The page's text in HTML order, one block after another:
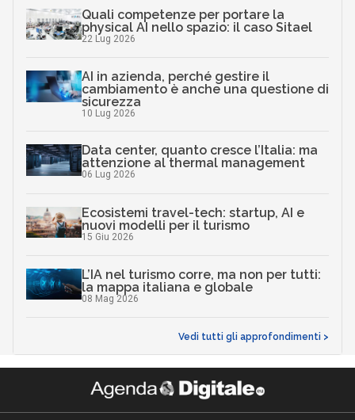
Quali competenze per portare la
physical AI nello spazio: il caso Sitael
22 Lug 2026
AI in azienda, perché gestire il
cambiamento è anche una questione di
sicurezza
10 Lug 2026
Data center, quanto cresce l’Italia: ma
attenzione al thermal management
06 Lug 2026
Ecosistemi travel-tech: startup, AI e
nuovi modelli per il turismo
15 Giu 2026
L’IA nel turismo corre, ma non per tutti:
la mappa italiana e globale
08 Mag 2026
Vedi tutti gli approfondimenti >